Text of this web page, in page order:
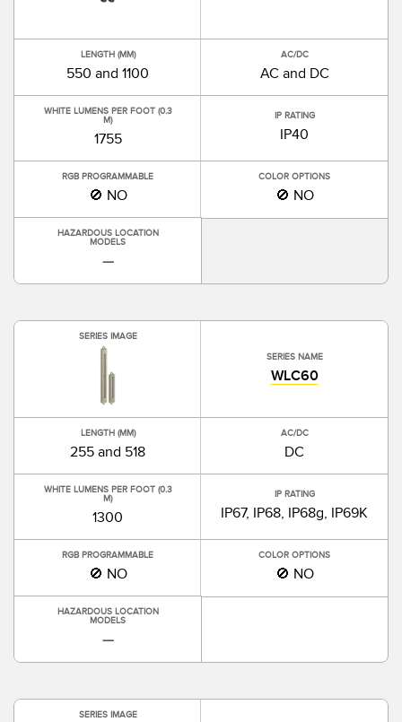
LENGTH (MM)
550 and 1100
AC/DC
AC and DC
WHITE LUMENS PER FOOT (0.3
M)
1755
IP RATING
IP40
RGB PROGRAMMABLE
🚫 NO
COLOR OPTIONS
🚫 NO
HAZARDOUS LOCATION
MODELS
—
SERIES IMAGE
SERIES NAME
WLC60
LENGTH (MM)
255 and 518
AC/DC
DC
WHITE LUMENS PER FOOT (0.3
M)
1300
IP RATING
IP67, IP68, IP68g, IP69K
RGB PROGRAMMABLE
🚫 NO
COLOR OPTIONS
🚫 NO
HAZARDOUS LOCATION
MODELS
—
SERIES IMAGE